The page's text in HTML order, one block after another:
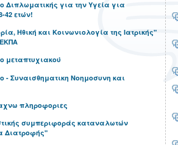
Διπλωματικής για την Υγεία για
42 ετών!
Ηθική και Κοινωνιολογία της Ιατρικής"
μεταπτυχιακού
- Συναισθηματικη Νοημοσυνη και
πληροφοριες
συμπεριφοράς καταναλωτών
Διατροφής"